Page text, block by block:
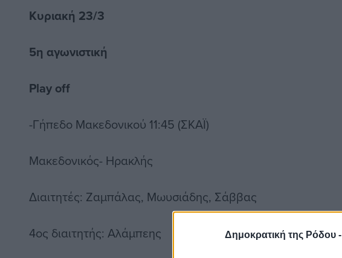
Δημοκρατική της Ρόδου -
Κυριακή 23/3
5η αγωνιστική
Play off
-Γήπεδο Μακεδονικού 11:45 (ΣΚΑΪ)
Μακεδονικός- Ηρακλής
Διαιτητές: Ζαμπάλας, Μωυσιάδης, Σάββας
4ος διαιτητής: Αλάμπεης